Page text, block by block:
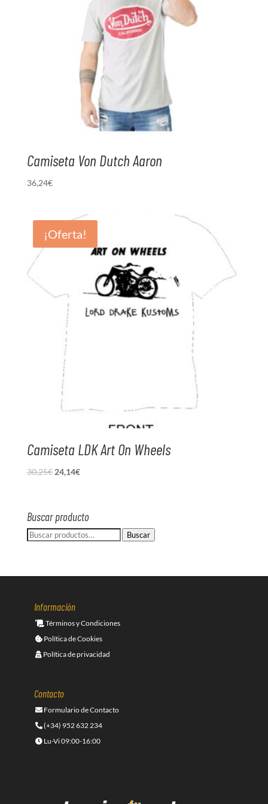
Camiseta Von Dutch Aaron
36,24€
¡Oferta!
Camiseta LDK Art On Wheels
30,25€ El
era:
30,25€.
24,14€El
es:
24,14€.
Buscar producto
Buscar
Buscar
Información
Términos y Condiciones
Política de Cookies
Política de privacidad
Contacto
Formulario de Contacto
(+34) 952 632 234
Lu-Vi 09:00-16:00